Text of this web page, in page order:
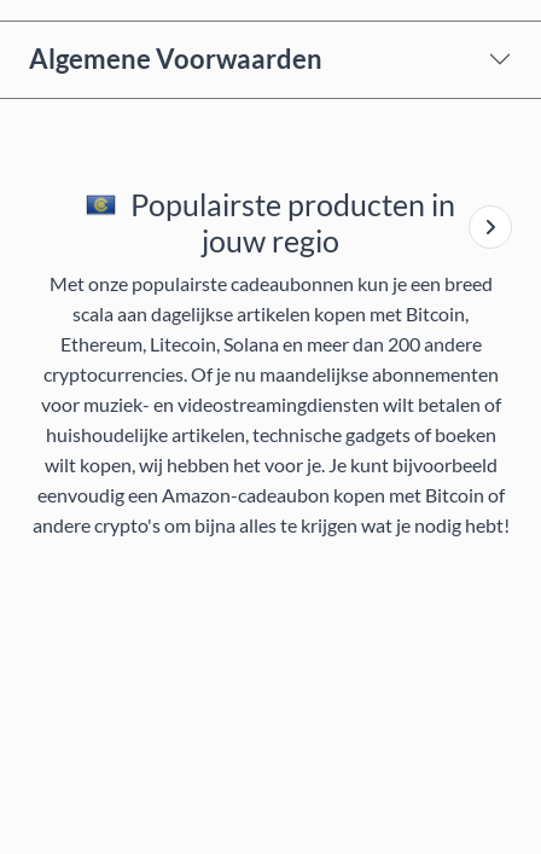
Algemene Voorwaarden
Populairste producten in
jouw regio
Met onze populairste cadeaubonnen kun je een breed
scala aan dagelijkse artikelen kopen met Bitcoin,
Ethereum, Litecoin, Solana en meer dan 200 andere
cryptocurrencies. Of je nu maandelijkse abonnementen
voor muziek- en videostreamingdiensten wilt betalen of
huishoudelijke artikelen, technische gadgets of boeken
wilt kopen, wij hebben het voor je. Je kunt bijvoorbeeld
eenvoudig een Amazon-cadeaubon kopen met Bitcoin of
andere crypto's om bijna alles te krijgen wat je nodig hebt!